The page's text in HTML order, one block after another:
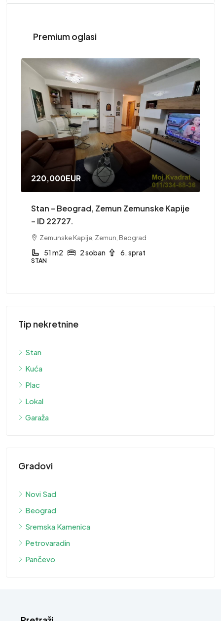
Premium oglasi
220,000EUR
Stan – Beograd, Zemun Zemunske Kapije
– ID 22727.
Zemunske Kapije, Zemun, Beograd
51 m2 2 soban 6. sprat
STAN
Tip nekretnine
Stan
Kuća
Plac
Lokal
Garaža
Gradovi
Novi Sad
Beograd
Sremska Kamenica
Petrovaradin
Pančevo